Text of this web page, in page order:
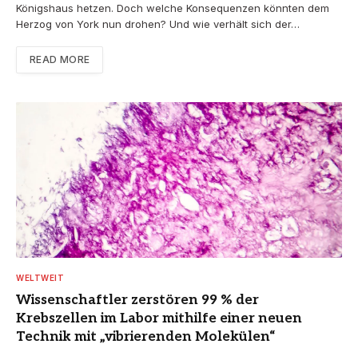
Königshaus hetzen. Doch welche Konsequenzen könnten dem
Herzog von York nun drohen? Und wie verhält sich der…
READ MORE
WELTWEIT
Wissenschaftler zerstören 99 % der
Krebszellen im Labor mithilfe einer neuen
Technik mit „vibrierenden Molekülen“